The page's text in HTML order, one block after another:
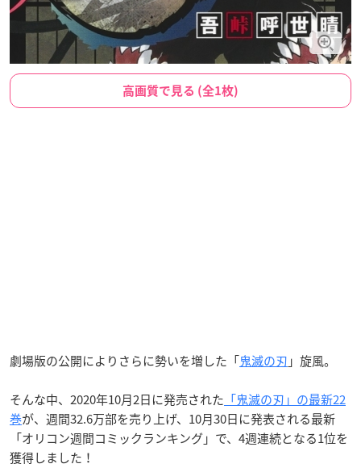
高画質で見る (全1枚)
劇場版の公開によりさらに勢いを増した「鬼滅の刃 」旋風。
そんな中、2020年10月2日に発売された 「鬼滅の刃」の最新22
巻が、週間32.6万部を売り上げ、10月30日に発表される最新
「オリコン週間コミックランキング」で、4週連続となる1位を
獲得しました！